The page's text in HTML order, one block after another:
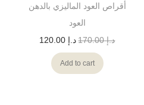
أقراص العود الماليزي بالدهن
العود
د.إ170.00 د.إ
Add to cart